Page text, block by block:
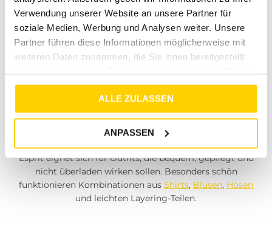
Verwendung unserer Website an unsere Partner für
soziale Medien, Werbung und Analysen weiter. Unsere
Partner führen diese Informationen möglicherweise mit
weiteren Daten zusammen, die Sie ihnen bereitgestellt
gesammelt haben.
ALLE ZULASSEN
ANPASSEN
bringt eine ruhige, tragbare Modehaltung mit. Die
Farben, Schnitte und Materialien wirken vertraut,
modern und alltagstauglich. Genau deshalb lässt sich
Esprit sehr gut mit anderen Lieblingsmarken und Basics
aus deiner Garderobe kombinieren.
Casual Looks für jeden Tag
Esprit eignet sich für Outfits, die bequem, gepflegt und
nicht überladen wirken sollen. Besonders schön
funktionieren Kombinationen aus Shirts, Blusen, Hosen
und leichten Layering-Teilen.